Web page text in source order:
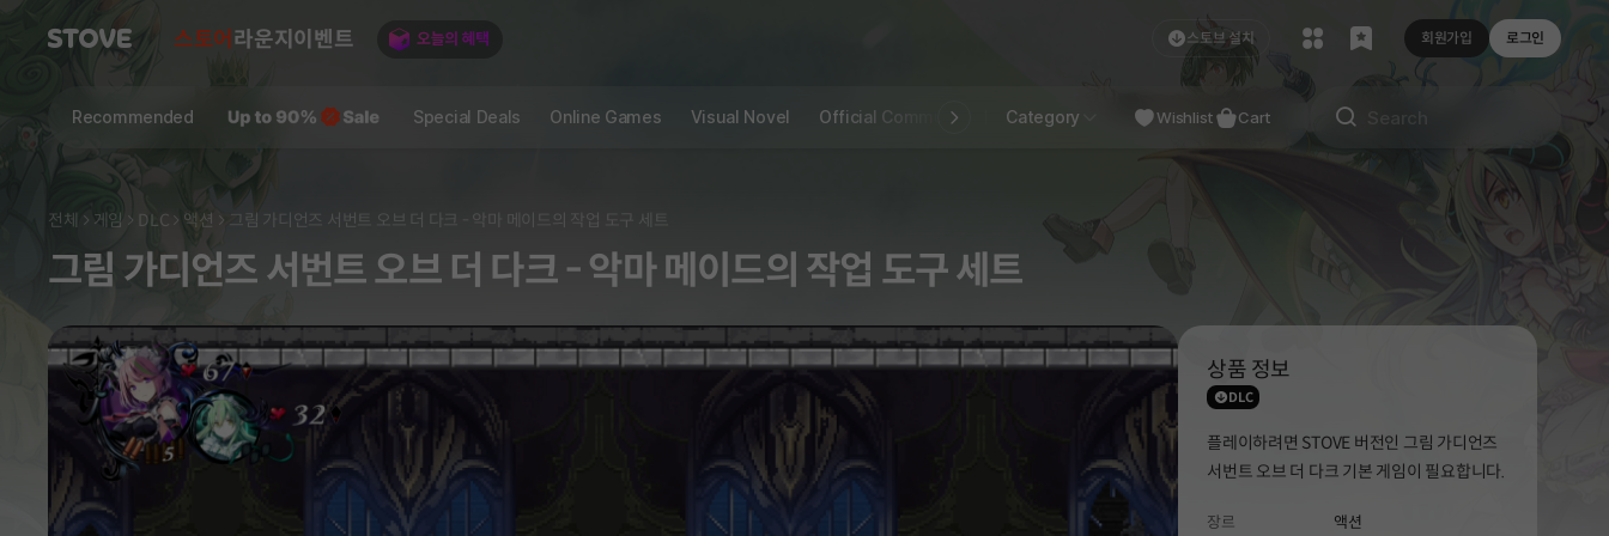
스토어 라운지 이벤트 스토브 설치 회원가입 로그인
Recommended Special Deals Online Games Visual Novel Official Community STOVE INDIE Studio
Category Wishlist Cart
전체 게임 DLC 액션 그림 가디언즈 서번트 오브 더 다크 - 악마 메이드의 작업 도구 세트
그림 가디언즈 서번트 오브 더 다크 - 악마 메이드의 작업 도구 세트
상품 정보
DLC
플레이하려면 STOVE 버전인 그림 가디언즈
서번트 오브 더 다크 기본 게임이 필요합니다.
장르 액션